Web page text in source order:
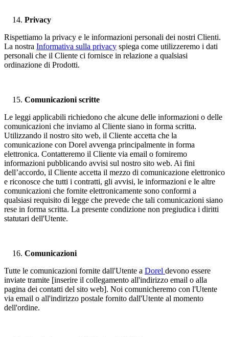
Privacy
Rispettiamo la privacy e le informazioni personali dei nostri Clienti.
La nostra Informativa sulla privacy spiega come utilizzeremo i dati
personali che il Cliente ci fornisce in relazione a qualsiasi
ordinazione di Prodotti.
Comunicazioni scritte
Le leggi applicabili richiedono che alcune delle informazioni o delle
comunicazioni che inviamo al Cliente siano in forma scritta.
Utilizzando il nostro sito web, il Cliente accetta che la
comunicazione con Dorel avvenga principalmente in forma
elettronica. Contatteremo il Cliente via email o forniremo
informazioni pubblicando avvisi sul nostro sito web. Ai fini
dell’accordo, il Cliente accetta il mezzo di comunicazione elettronico
e riconosce che tutti i contratti, gli avvisi, le informazioni e le altre
comunicazioni che fornite elettronicamente sono conformi a
qualsiasi requisito di legge che prevede che tali comunicazioni siano
rese in forma scritta. La presente condizione non pregiudica i diritti
statutari dell'Utente.
Comunicazioni
Tutte le comunicazioni fornite dall'Utente a Dorel devono essere
inviate tramite [inserire il collegamento all'indirizzo email o alla
pagina dei contatti del sito web]. Noi comunicheremo con l'Utente
via email o all'indirizzo postale fornito dall'Utente al momento
dell'ordine.